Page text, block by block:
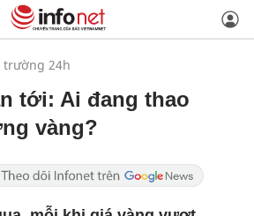
trường 24h
tới: Ai đang thao
vàng?